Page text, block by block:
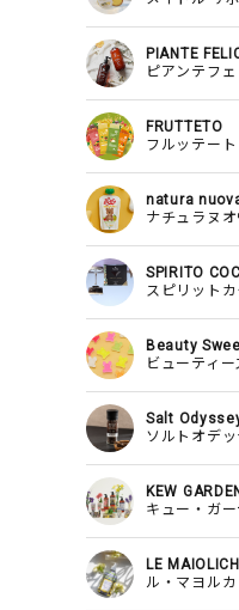
PIANTE
ピアンテフ
FRUTTETO
フルッテート
natura
ナチュラヌオ
SPIRITO
スピリット
Beauty
ビューティ
Salt
ソルトオデッ
KEW
キュー・ガー
LE
ル・マヨルカ